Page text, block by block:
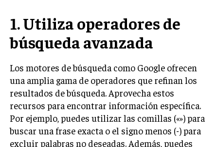
1. Utiliza operadores de
búsqueda avanzada
Los motores de búsqueda como Google ofrecen
una amplia gama de operadores que refinan los
resultados de búsqueda. Aprovecha estos
recursos para encontrar información específica.
Por ejemplo, puedes utilizar las comillas («») para
buscar una frase exacta o el signo menos (-) para
excluir palabras no deseadas. Además, puedes